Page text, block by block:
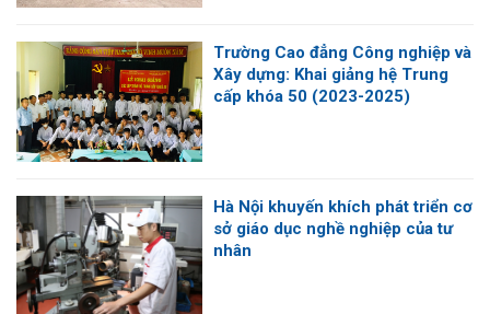
Trường Cao đẳng Công nghiệp và
Xây dựng: Khai giảng hệ Trung
cấp khóa 50 (2023-2025)
Hà Nội khuyến khích phát triển cơ
sở giáo dục nghề nghiệp của tư
nhân